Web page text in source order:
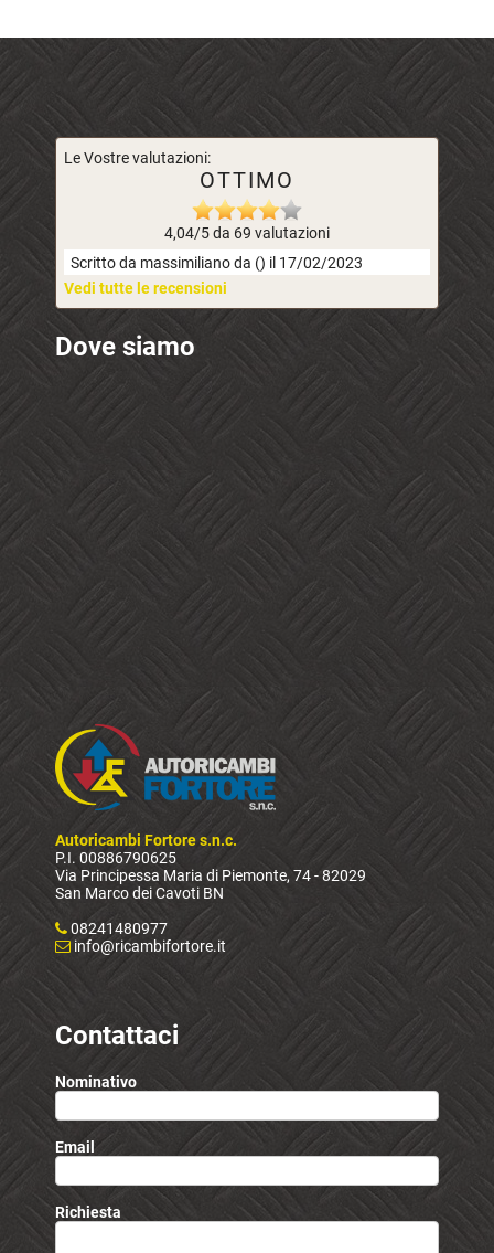
Le Vostre valutazioni:
OTTIMO
4,04/5 da 69 valutazioni
Scritto da massimiliano da () il 17/02/2023
Vedi tutte le recensioni
Dove siamo
Autoricambi Fortore s.n.c.
P.I. 00886790625
Via Principessa Maria di Piemonte, 74 - 82029
San Marco dei Cavoti BN
08241480977
info@ricambifortore.it
Contattaci
Nominativo
Email
Richiesta